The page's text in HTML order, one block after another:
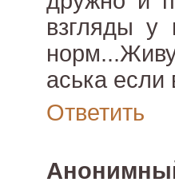
взгляды у
аська если
Ответить